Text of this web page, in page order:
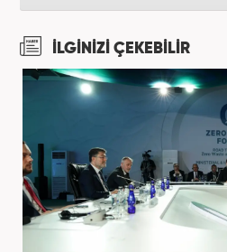
İLGİNİZİ ÇEKEBİLİR